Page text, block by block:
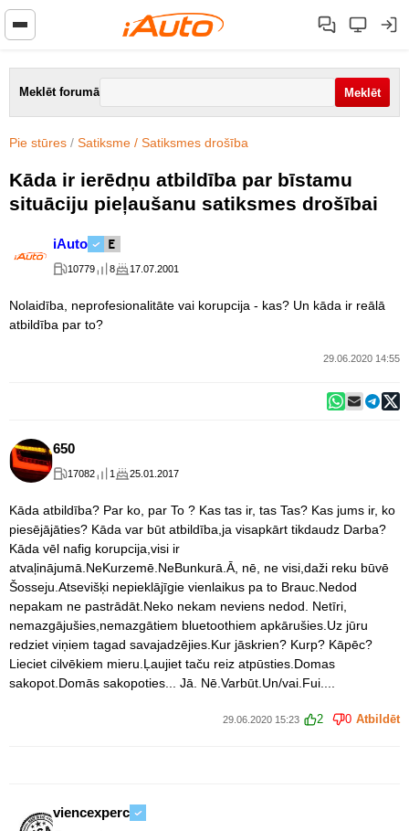
Meklēt forumā
Pie stūres / Satiksme / Satiksmes drošība
Kāda ir ierēdņu atbildība par bīstamu
situāciju pieļaušanu satiksmes drošībai
iAuto
10779 8 17.07.2001
Nolaidība, neprofesionalitāte vai korupcija - kas? Un kāda ir reālā
atbildība par to?
29.06.2020 14:55
650
17082 1 25.01.2017
Kāda atbildība? Par ko, par To ? Kas tas ir, tas Tas? Kas jums ir, ko
piesējājāties? Kāda var būt atbildība,ja visapkārt tikdaudz Darba?
Kāda vēl nafig korupcija,visi ir
atvaļinājumā.NeKurzemē.NeBunkurā.Ā, nē, ne visi,daži reku būvē
Šosseju.Atsevišķi nepieklājīgie vienlaikus pa to Brauc.Nedod
nepakam ne pastrādāt.Neko nekam neviens nedod. Netīri,
nemazgājušies,nemazgātiem bluetoothiem apkārušies.Uz jūru
redziet viņiem tagad savajadzējies.Kur jāskrien? Kurp? Kāpēc?
Lieciet cilvēkiem mieru.Ļaujiet taču reiz atpūsties.Domas
sakopot.Domās sakopoties... Jā. Nē.Varbūt.Un/vai.Fui....
29.06.2020 15:23 2 0 Atbildēt
viencexperc